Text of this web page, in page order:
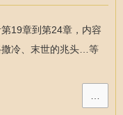
19章到第24章，内容
撒冷、末世的兆头…等
…